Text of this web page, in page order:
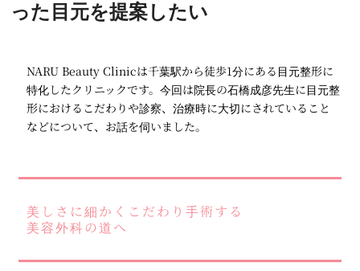
った目元を提案したい
NARU Beauty Clinicは千葉駅から徒歩1分にある目元整形に
特化したクリニックです。今回は院長の石橋成彦先生に目元整
形におけるこだわりや診察、治療時に大切にされていること
などについて、お話を伺いました。
美しさに細かくこだわり手術する
美容外科の道へ